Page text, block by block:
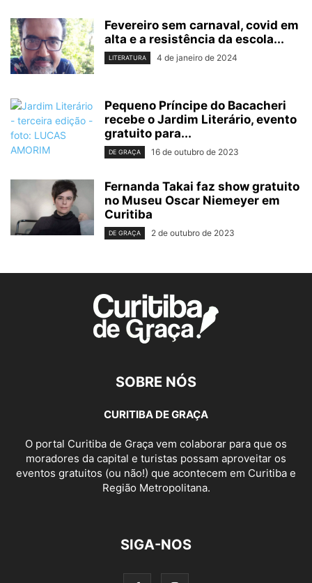
Fevereiro sem carnaval, covid em
alta e a resistência da escola...
LITERATURA 4 de janeiro de 2024
Pequeno Príncipe do Bacacheri
recebe o Jardim Literário, evento
gratuito para...
DE GRAÇA 16 de outubro de 2023
Fernanda Takai faz show gratuito
no Museu Oscar Niemeyer em
Curitiba
DE GRAÇA 2 de outubro de 2023
SOBRE NÓS
CURITIBA DE GRAÇA
O portal Curitiba de Graça vem colaborar para que os
moradores da capital e turistas possam aproveitar os
eventos gratuitos (ou não!) que acontecem em Curitiba e
Região Metropolitana.
SIGA-NOS